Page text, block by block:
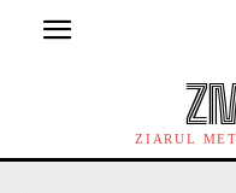
ZIARUL